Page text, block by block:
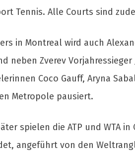
Tennis. Alle Courts sind
in Montreal wird auch
neben Zverev
Coco Gauff, Aryna
Metropole pausiert.
spielen die ATP und WTA
angeführt von den